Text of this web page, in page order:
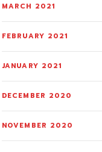
MARCH 2021
FEBRUARY 2021
JANUARY 2021
DECEMBER 2020
NOVEMBER 2020